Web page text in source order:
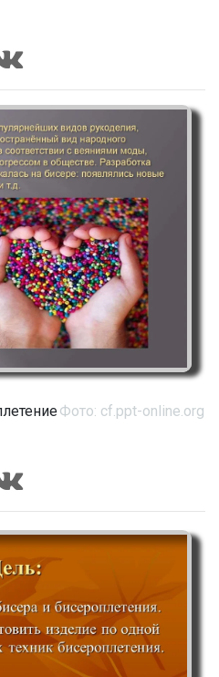
Фото: cf.ppt-online.org